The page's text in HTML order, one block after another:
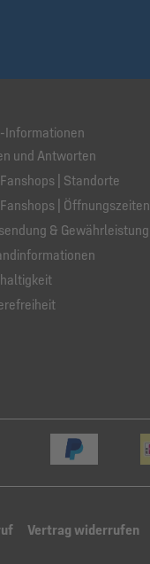
Informationen
und Antworten
| Standorte
| Öffnungszeiten
& Gewährleistung
Vertrag widerrufen